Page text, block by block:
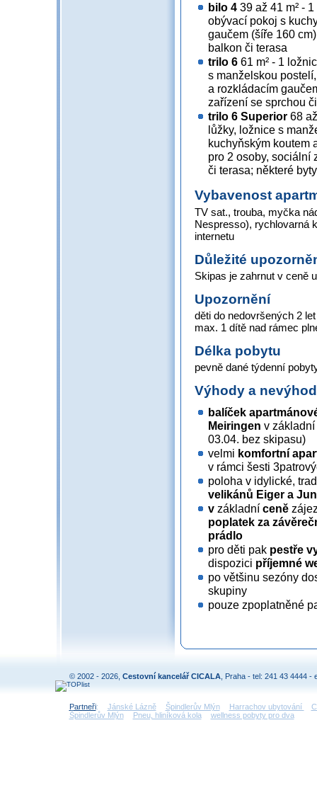
bilo 4 39 až 41 m² -
obývací pokoj s
gaučem (šíře 160
balkon či terasa
trilo 6 61 m² - 1
s manželskou
a rozkládacím
zařízení se sprchou
trilo 6 Superior 68
lůžky, ložnice s
kuchyňským koutem
pro 2 osoby, sociální
či terasa; některé
Vybavenost
TV sat., trouba, myčka
Nespresso), rychlovarná
internetu
Důležité
Skipas je zahrnut v ceně
Upozornění
děti do nedovršených 2
max. 1 dítě nad rámec
Délka pobytu
pevně dané týdenní
Výhody a
balíček
Meiringen v
03.04. bez skipasu)
velmi komfortní
v rámci šesti
poloha v idylické,
velikánů Eiger a
v základníceně
poplatek za
prádlo
pro děti pak pestře
dispozici příjemné
po většinu sezóny
skupiny
pouze zpoplatněné
© 2002 - 2026, Cestovní kancelář CICALA , Praha - tel: 241 43 4444 -
Partneři: Jánské Lázně Špindlerův Mlýn Harrachov ubytování
Špindlerův Mlýn
Pneu, hliníková kola wellness pobyty pro dva